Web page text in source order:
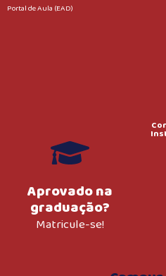
Portal de Aula (EAD)
Aprovado na
graduação?
Matricule-se!